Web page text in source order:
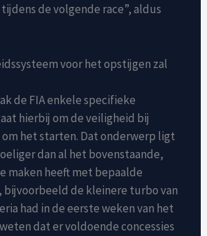
de volgende race”, aldus
voor het opstijgen zal
de FIA ​​enkele specifieke
hierbij om de veiligheid bij
om het starten. Dat onderwerp ligt
dan al het bovenstaande,
maken heeft met bepaalde
de kleinere turbo van
had in de eerste weken van het
dat er voldoende concessies